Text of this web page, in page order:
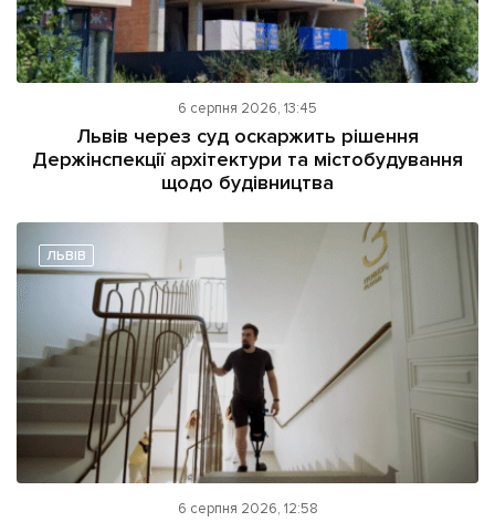
6 серпня 2026, 13:45
Львів через суд оскаржить рішення
Держінспекції архітектури та містобудування
щодо будівництва
ЛЬВІВ
6 серпня 2026, 12:58